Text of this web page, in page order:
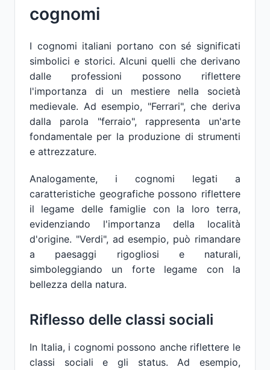
cognomi
I cognomi italiani portano con sé significati
simbolici e storici. Alcuni quelli che derivano
dalle professioni possono riflettere
l'importanza di un mestiere nella società
medievale. Ad esempio, "Ferrari", che deriva
dalla parola "ferraio", rappresenta un'arte
fondamentale per la produzione di strumenti
e attrezzature.
Analogamente, i cognomi legati a
caratteristiche geografiche possono riflettere
il legame delle famiglie con la loro terra,
evidenziando l'importanza della località
d'origine. "Verdi", ad esempio, può rimandare
a paesaggi rigogliosi e naturali,
simboleggiando un forte legame con la
bellezza della natura.
Riflesso delle classi sociali
In Italia, i cognomi possono anche riflettere le
classi sociali e gli status. Ad esempio,